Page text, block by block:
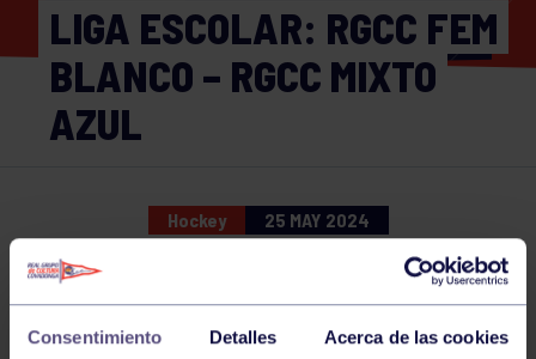
Consentimiento Detalles Acerca de las cookies
LIGA ESCOLAR: RGCC FEM
BLANCO – RGCC MIXTO
AZUL
Hockey 25 MAY 2024